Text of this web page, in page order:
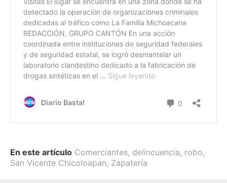
En este artículo Comerciantes, delincuencia, robo,
San Vicente Chicoloapan, Zapatería